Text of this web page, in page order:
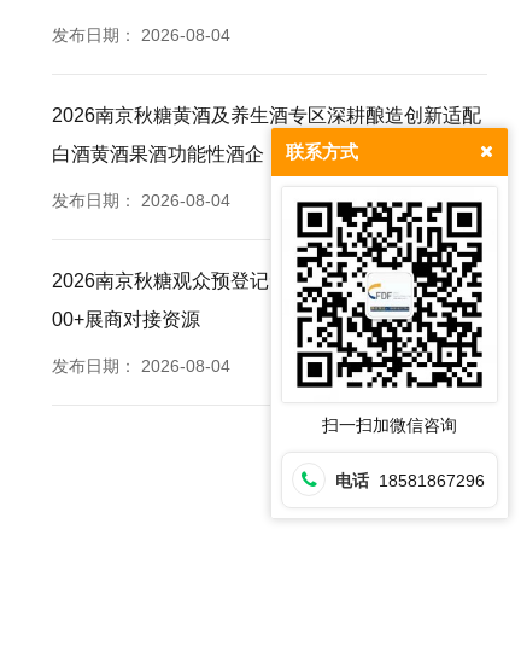
发布日期： 2026-08-04
2026南京秋糖黄酒及养生酒专区深耕酿造创新适配
白酒黄酒果酒功能性酒企
发布日期： 2026-08-04
2026南京秋糖观众预登记免票福利提前登记锁定35
00+展商对接资源
发布日期： 2026-08-04
联系方式
扫一扫加微信咨询
电话 18581867296